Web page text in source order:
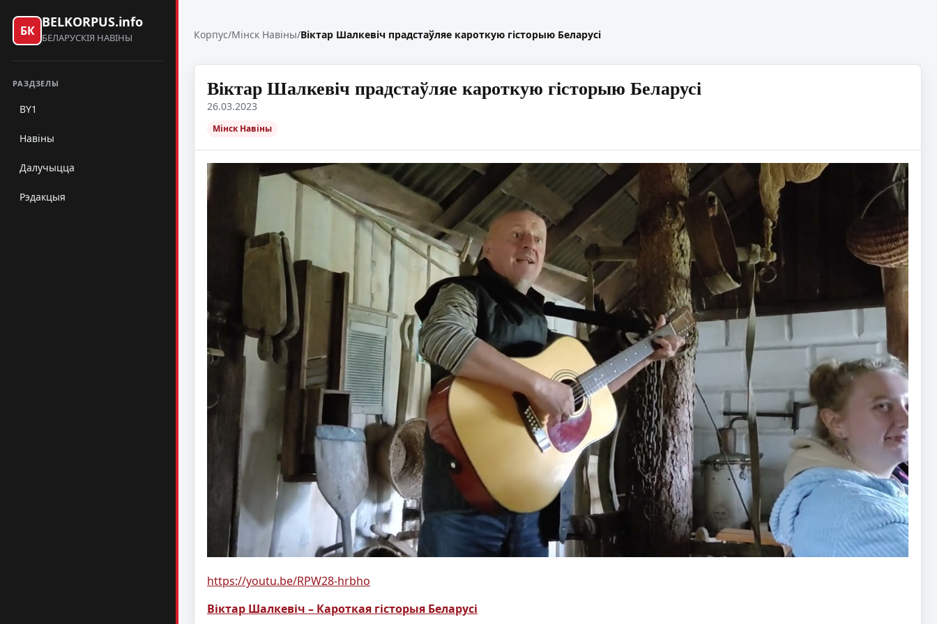
БК
BELKORPUS.info
БЕЛАРУСКІЯ НАВІНЫ
РАЗДЗЕЛЫ
BY1
Навіны
Далучыцца
Рэдакцыя
Корпус/Мінск Навіны/Віктар Шалкевіч прадстаўляе кароткую гісторыю Беларусі
Віктар Шалкевіч прадстаўляе кароткую гісторыю Беларусі
26.03.2023
Мінск Навіны
https://youtu.be/RPW28-hrbho
Віктар Шалкевіч – Кароткая гісторыя Беларусі